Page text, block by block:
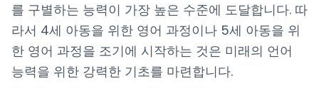
를 구별하는 능력이 가장 높은 수준에 도달합니다. 따
라서 4세 아동을 위한 영어 과정이나 5세 아동을 위
한 영어 과정을 조기에 시작하는 것은 미래의 언어
능력을 위한 강력한 기초를 마련합니다.